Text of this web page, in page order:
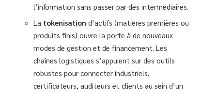
l’information sans passer par des intermédiaires.
La tokenisation d’actifs (matières premières ou
produits finis) ouvre la porte à de nouveaux
modes de gestion et de financement. Les
chaînes logistiques s’appuient sur des outils
robustes pour connecter industriels,
certificateurs, auditeurs et clients au sein d’un